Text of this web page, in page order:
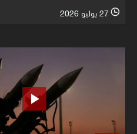
l 27 يوليو 2026